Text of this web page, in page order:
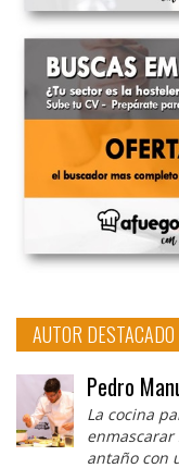
AUTOR DESTACADO
Pedro
La cocina
enmascarar
antaño con